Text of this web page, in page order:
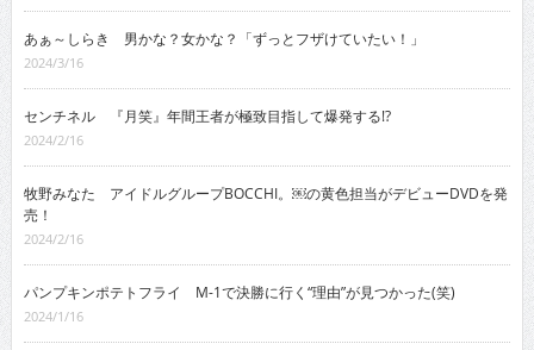
あぁ～しらき 男かな？女かな？「ずっとフザけていたい！」
2024/3/16
センチネル 『月笑』年間王者が極致目指して爆発する!?
2024/2/16
牧野みなた アイドルグループBOCCHI。￼の黄色担当がデビューDVDを発
売！
2024/2/16
パンプキンポテトフライ M-1で決勝に行く“理由”が見つかった(笑)
2024/1/16